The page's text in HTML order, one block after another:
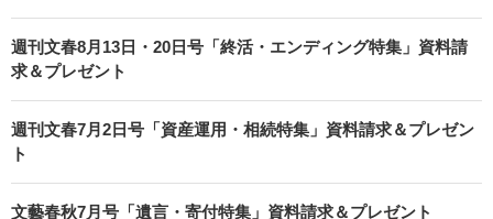
週刊文春8月13日・20日号「終活・エンディング特集」資料請
求＆プレゼント
週刊文春7月2日号「資産運用・相続特集」資料請求＆プレゼン
ト
文藝春秋7月号「遺言・寄付特集」資料請求＆プレゼント